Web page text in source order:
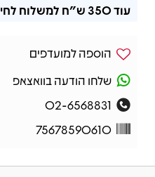
עוד350 ש"ח למשלוח
הוספה למועדפים
שלחו הודעה בוואצאפ
02-6568831
75678590610